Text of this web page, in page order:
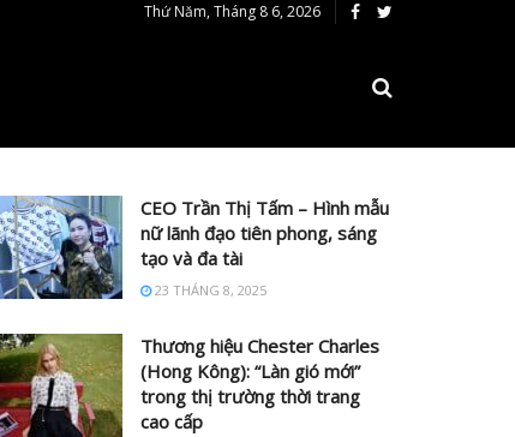
Thứ Năm, Tháng 8 6, 2026
CEO Trần Thị Tấm – Hình mẫu
nữ lãnh đạo tiên phong, sáng
tạo và đa tài
23 THÁNG 8, 2025
Thương hiệu Chester Charles
(Hong Kông): “Làn gió mới”
trong thị trường thời trang
cao cấp